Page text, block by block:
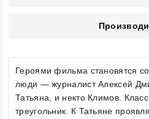
Героями фильма становятся
люди — журналист Алексей
Татьяна, и некто Климов.
треугольник. К Татьяне